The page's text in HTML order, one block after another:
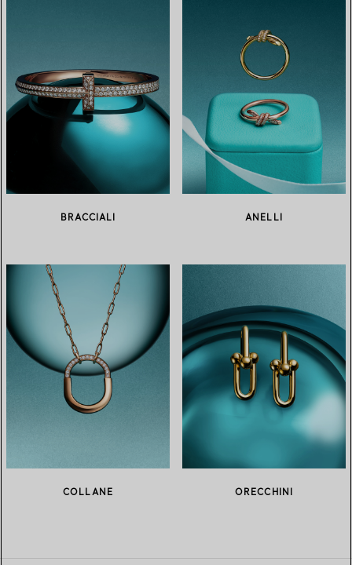
BRACCIALI ANELLI
COLLANE ORECCHINI